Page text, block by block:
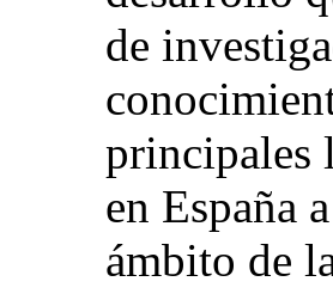
de
principales
en España
ámbito de